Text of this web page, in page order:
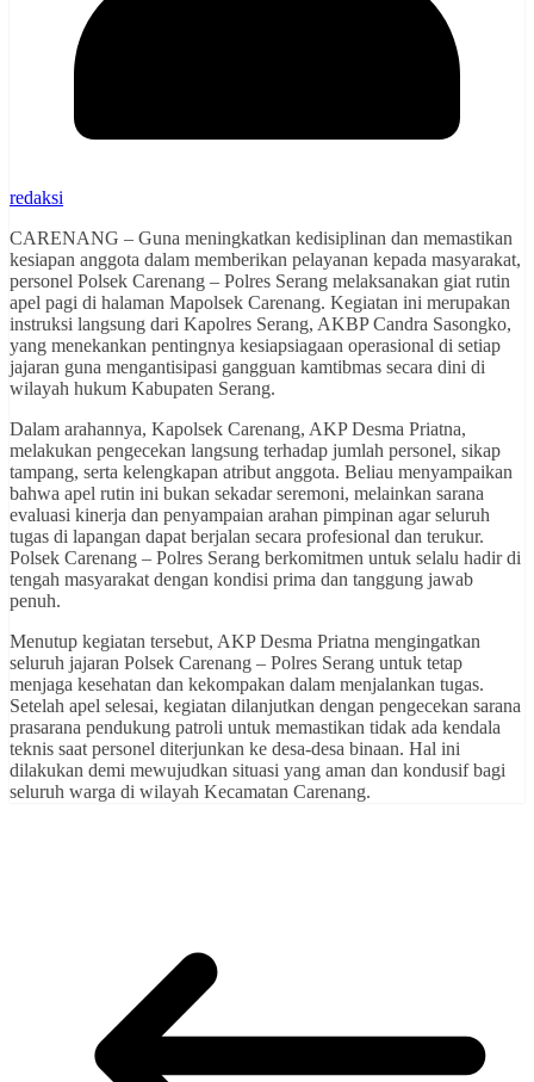
redaksi
CARENANG – Guna meningkatkan kedisiplinan dan memastikan
kesiapan anggota dalam memberikan pelayanan kepada masyarakat,
personel Polsek Carenang – Polres Serang melaksanakan giat rutin
apel pagi di halaman Mapolsek Carenang. Kegiatan ini merupakan
instruksi langsung dari Kapolres Serang, AKBP Candra Sasongko,
yang menekankan pentingnya kesiapsiagaan operasional di setiap
jajaran guna mengantisipasi gangguan kamtibmas secara dini di
wilayah hukum Kabupaten Serang.
Dalam arahannya, Kapolsek Carenang, AKP Desma Priatna,
melakukan pengecekan langsung terhadap jumlah personel, sikap
tampang, serta kelengkapan atribut anggota. Beliau menyampaikan
bahwa apel rutin ini bukan sekadar seremoni, melainkan sarana
evaluasi kinerja dan penyampaian arahan pimpinan agar seluruh
tugas di lapangan dapat berjalan secara profesional dan terukur.
Polsek Carenang – Polres Serang berkomitmen untuk selalu hadir di
tengah masyarakat dengan kondisi prima dan tanggung jawab
penuh.
Menutup kegiatan tersebut, AKP Desma Priatna mengingatkan
seluruh jajaran Polsek Carenang – Polres Serang untuk tetap
menjaga kesehatan dan kekompakan dalam menjalankan tugas.
Setelah apel selesai, kegiatan dilanjutkan dengan pengecekan sarana
prasarana pendukung patroli untuk memastikan tidak ada kendala
teknis saat personel diterjunkan ke desa-desa binaan. Hal ini
dilakukan demi mewujudkan situasi yang aman dan kondusif bagi
seluruh warga di wilayah Kecamatan Carenang.